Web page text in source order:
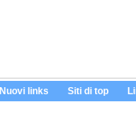
Nuovi links Siti di top